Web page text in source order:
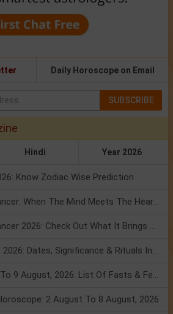
Daily Horoscope on Email
SUBSCRIBE
Hindi Year 2026
Know Zodiac Wise Prediction
Mercury Transit In Cancer: When The Mind Meets The Heart!
Mercury Transit In Cancer 2026: Check Out What It Brings For You
Shravan Somvar Vrat 2026: Dates, Significance & Rituals In August
Weekly Horoscope 3 To 9 August, 2026: List Of Fasts & Festivals
2 August To 8 August, 2026